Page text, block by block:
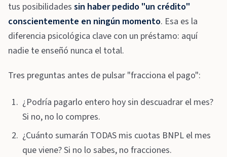
tus posibilidades sin haber pedido "un crédito"
conscientemente en ningún momento. Esa es la
diferencia psicológica clave con un préstamo: aquí
nadie te enseñó nunca el total.
Tres preguntas antes de pulsar "fracciona el pago":
¿Podría pagarlo entero hoy sin descuadrar el mes?
Si no, no lo compres.
¿Cuánto sumarán TODAS mis cuotas BNPL el mes
que viene? Si no lo sabes, no fracciones.